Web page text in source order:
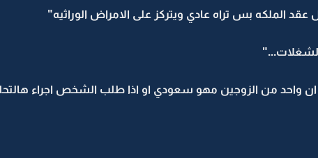
الملكه بس تراه عادي ويتركز على الامراض الوراثيه"
ان واحد من الزوجين مهو سعودي او اذا طلب الشخص اجراء